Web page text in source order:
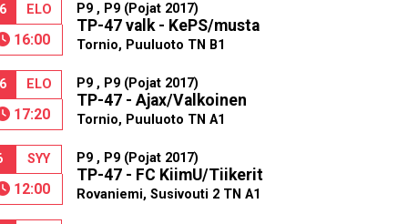
ELO
16:00
P9 , P9 (Pojat 2017)
TP-47 valk - KePS/musta
Tornio, Puuluoto TN B1
ELO
17:20
P9 , P9 (Pojat 2017)
TP-47 - Ajax/Valkoinen
Tornio, Puuluoto TN A1
SYY
12:00
P9 , P9 (Pojat 2017)
TP-47 - FC KiimU/Tiikerit
Rovaniemi, Susivouti 2 TN A1